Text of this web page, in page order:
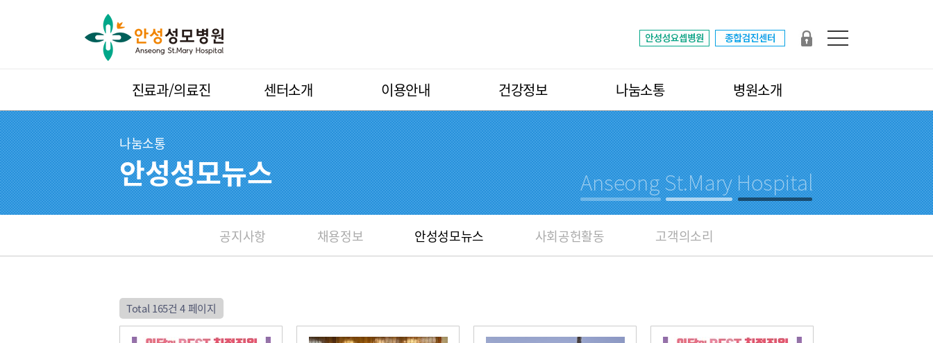
진료과/의료진 센터소개 이용안내 건강정보 나눔소통 병원소개
나눔소통
안성성모뉴스
공지사항 채용정보 안성성모뉴스 사회공헌활동 고객의소리
Total 165건 4 페이지